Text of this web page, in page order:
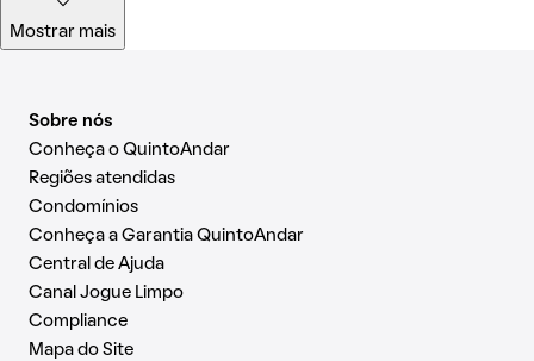
Mostrar mais
Sobre nós
Conheça o QuintoAndar
Regiões atendidas
Condomínios
Conheça a Garantia QuintoAndar
Central de Ajuda
Canal Jogue Limpo
Compliance
Mapa do Site